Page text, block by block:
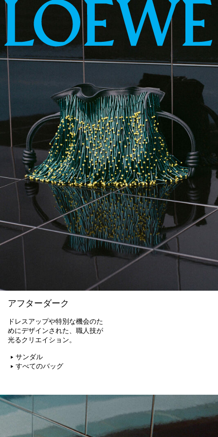
LOEWE
アフターダーク
ドレスアップや特別な機会のた
めにデザインされた、職人技が
光るクリエイション。
サンダル
すべてのバッグ